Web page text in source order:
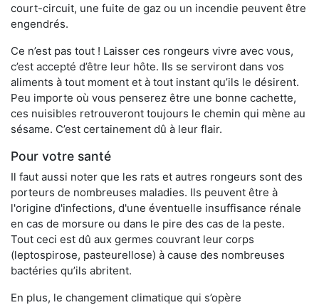
court-circuit, une fuite de gaz ou un incendie peuvent être
engendrés.
Ce n’est pas tout ! Laisser ces rongeurs vivre avec vous,
c’est accepté d’être leur hôte. Ils se serviront dans vos
aliments à tout moment et à tout instant qu’ils le désirent.
Peu importe où vous penserez être une bonne cachette,
ces nuisibles retrouveront toujours le chemin qui mène au
sésame. C’est certainement dû à leur flair.
Pour votre santé
Il faut aussi noter que les rats et autres rongeurs sont des
porteurs de nombreuses maladies. Ils peuvent être à
l'origine d'infections, d'une éventuelle insuffisance rénale
en cas de morsure ou dans le pire des cas de la peste.
Tout ceci est dû aux germes couvrant leur corps
(leptospirose, pasteurellose) à cause des nombreuses
bactéries qu’ils abritent.
En plus, le changement climatique qui s’opère